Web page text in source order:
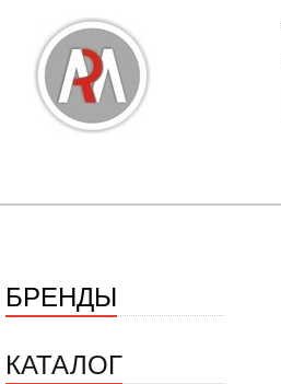
БРЕНДЫ
КАТАЛОГ